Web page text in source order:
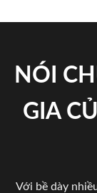
NÓI
GIA
Với bề dày